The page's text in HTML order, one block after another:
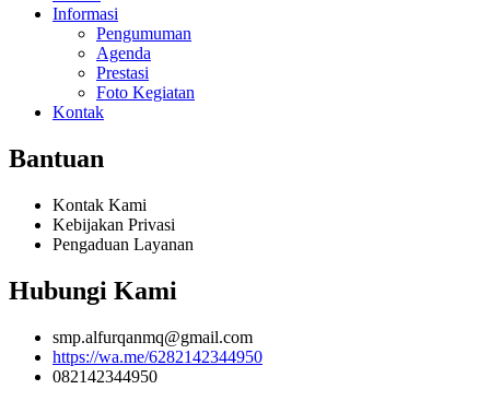
Informasi
Pengumuman
Agenda
Prestasi
Foto Kegiatan
Kontak
Bantuan
Kontak Kami
Kebijakan Privasi
Pengaduan Layanan
Hubungi Kami
smp.alfurqanmq@gmail.com
https://wa.me/6282142344950
082142344950